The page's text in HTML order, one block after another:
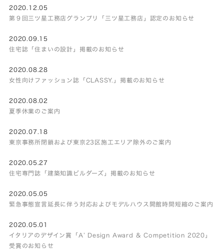
2020.12.05
第９回三ツ星工務店グランプリ「三ツ星工務店」認定のお知らせ
2020.09.15
住宅誌「住まいの設計」掲載のお知らせ
2020.08.28
女性向けファッション誌「CLASSY.」掲載のお知らせ
2020.08.02
夏季休業のご案内
2020.07.18
東京事務所閉鎖および東京23区施工エリア除外のご案内
2020.05.27
住宅専門誌「建築知識ビルダーズ」掲載のお知らせ
2020.05.05
緊急事態宣言延長に伴う対応およびモデルハウス開館時間短縮のご案内
2020.05.01
イタリアのデザイン賞「A’ Design Award & Competition 2020」
受賞のお知らせ